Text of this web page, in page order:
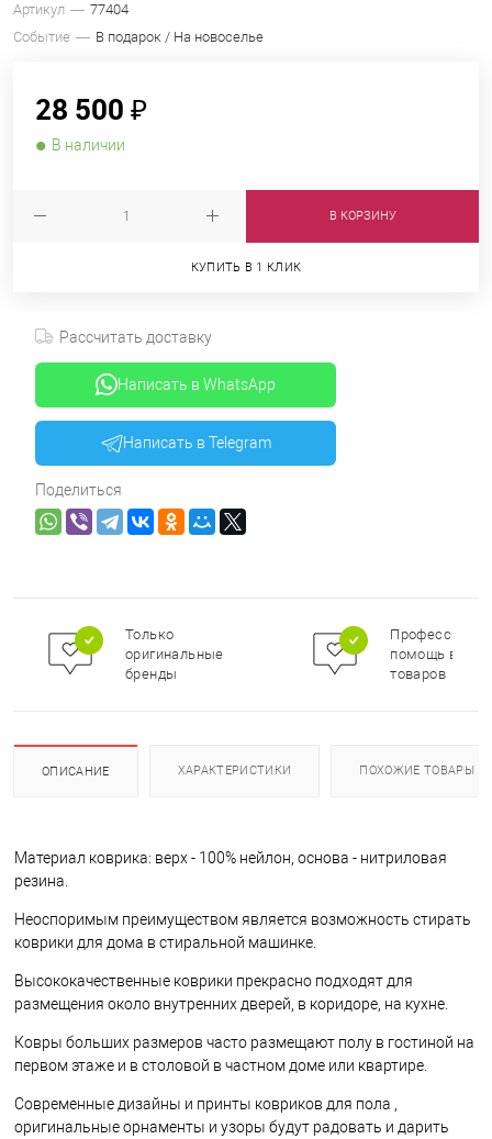
Артикул
77404
Событие
В подарок / На новоселье
28 500 ₽
В наличии
В КОРЗИНУ
КУПИТЬ В 1 КЛИК
Рассчитать доставку
Написать в WhatsApp
Написать в Telegram
Поделиться
Только
оригинальные
бренды
помощь в
товаров
ОПИСАНИЕ ХАРАКТЕРИСТИКИ ПОХОЖИЕ ТОВАРЫ
Материал коврика: верх - 100% нейлон, основа - нитриловая
резина.
Неоспоримым преимуществом является возможность стирать
коврики для дома в стиральной машинке.
Высококачественные коврики прекрасно подходят для
размещения около внутренних дверей, в коридоре, на кухне.
Ковры больших размеров часто размещают полу в гостиной на
первом этаже и в столовой в частном доме или квартире.
Современные дизайны и принты ковриков для пола ,
оригинальные орнаменты и узоры будут радовать и дарить